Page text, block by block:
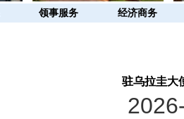
领事服务 经济商务
驻乌拉圭大